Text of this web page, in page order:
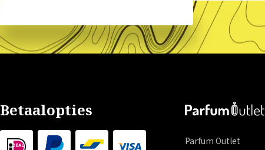
Betaalopties
Parfum Outlet